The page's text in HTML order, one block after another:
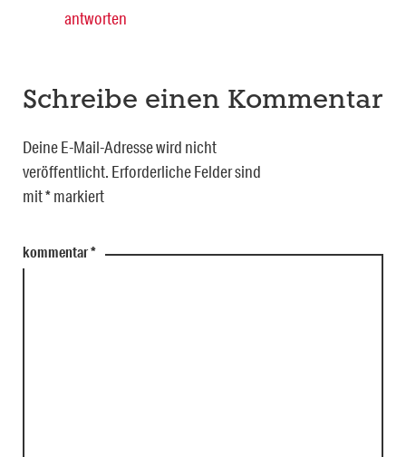
antworten
Schreibe einen Kommentar
Deine E-Mail-Adresse wird nicht
veröffentlicht. Erforderliche Felder sind
mit*markiert
kommentar*